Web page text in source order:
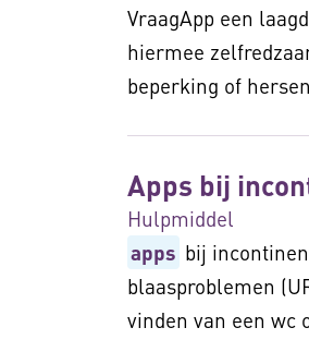
VraagApp een
hiermee
beperking of
Apps bij
Hulpmiddel
apps bij
blaasproblemen
vinden van een wc